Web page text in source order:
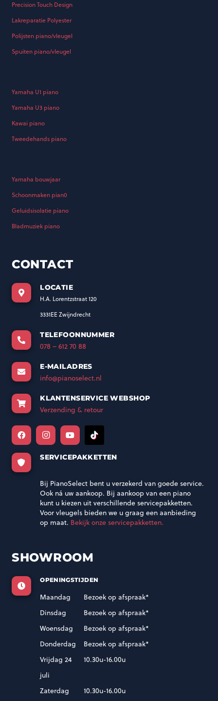
Precision Touch Design
Lakreparatie Polyester
Polijsten piano/vleugel
Spuiten piano/vleugel
Yamaha U1 piano
Yamaha U3 piano
Kawai piano
Tweedehands piano
Yamaha bouwjaar
Schoonmaken pian0
Geluidsisolatie piano
Bladmuziek piano
CONTACT
LOCATIE
H.A. Lorentzstraat 120
3331EE Zwijndrecht
TELEFOONNUMMER
078 – 612 70 88
E-MAILADRES
info@pianoselect.nl
KLANTENSERVICE WEBSHOP
Verzending & retour
SERVICEPAKKETTEN
Bij PianoSelect bent u verzekerd van goede service.
Ook ná uw aankoop. Bij aankoop van een piano
kunt u kiezen uit verschillende servicepakketten.
Voor vleugels bieden we u graag een aanbieding
op maat. Bekijk onze servicepakketten.
SHOWROOM
OPENINGSTIJDEN
Maandag
Bezoek op afspraak*
Dinsdag
Bezoek op afspraak*
Woensdag
Bezoek op afspraak*
Donderdag
Bezoek op afspraak*
Vrijdag 24
juli
10.30u-16.00u
Zaterdag
10.30u-16.00u